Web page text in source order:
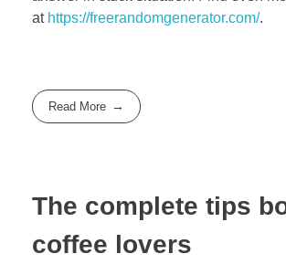
at https://freerandomgenerator.com/.
Read More
The complete tips
coffee lovers